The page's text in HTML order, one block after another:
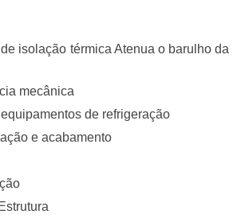
isolação térmica Atenua o barulho da
mecânica
de refrigeração
e acabamento